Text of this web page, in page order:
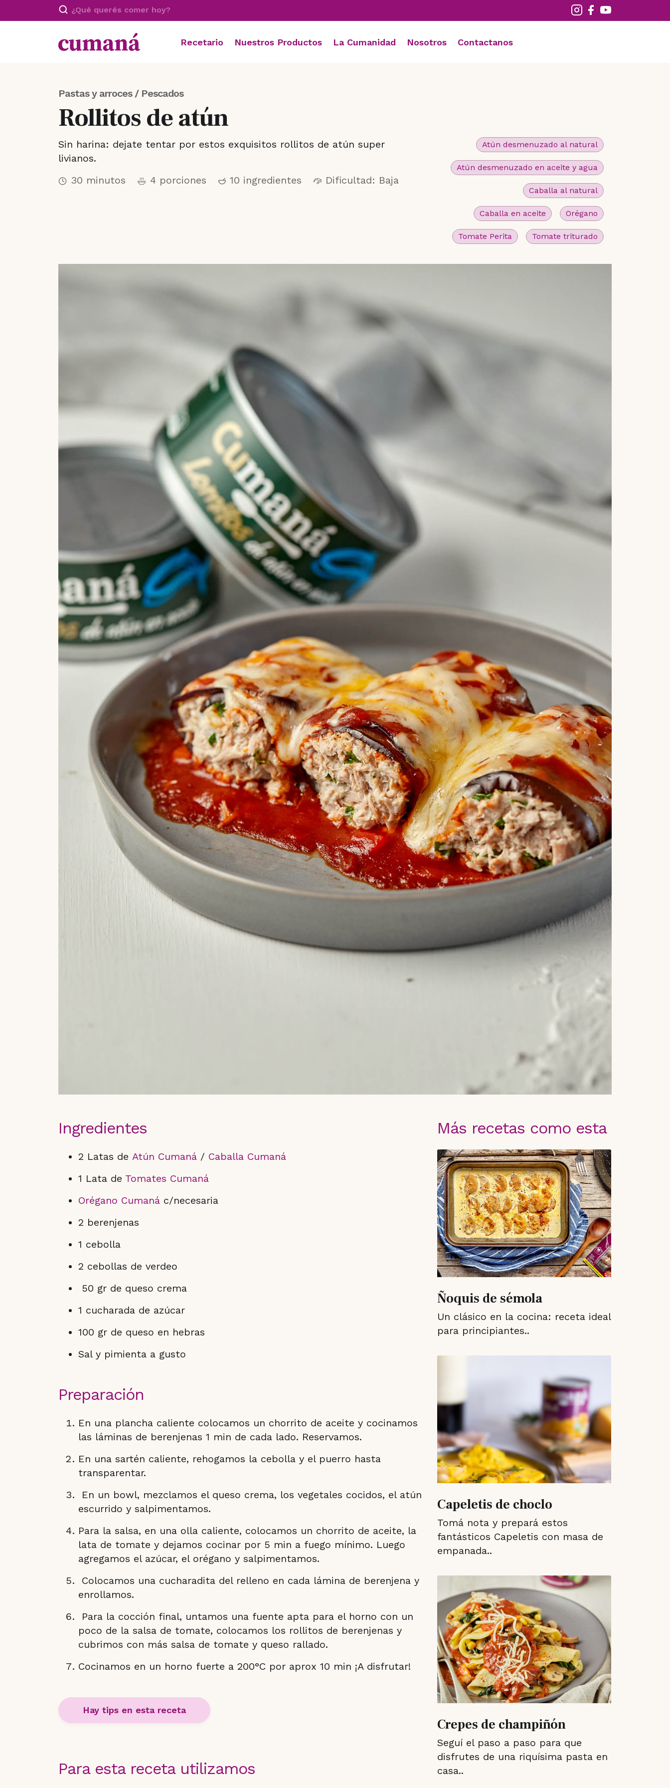
Recetario Nuestros Productos La Cumanidad Nosotros Contactanos
Pastas y arroces / Pescados
Rollitos de atún
Sin harina: dejate tentar por estos exquisitos rollitos de atún super
livianos.
30 minutos
4 porciones 10 ingredientes Dificultad: Baja
Atún desmenuzado al natural
Atún desmenuzado en aceite y agua
Caballa al natural
Caballa en aceite Orégano
Tomate Perita Tomate triturado
Ingredientes
2 Latas de Atún Cumaná / Caballa Cumaná
1 Lata de Tomates Cumaná
Orégano Cumaná c/necesaria
2 berenjenas
1 cebolla
2 cebollas de verdeo
50 gr de queso crema
1 cucharada de azúcar
100 gr de queso en hebras
Sal y pimienta a gusto
Preparación
En una plancha caliente colocamos un chorrito de aceite y cocinamos
las láminas de berenjenas 1 min de cada lado. Reservamos.
En una sartén caliente, rehogamos la cebolla y el puerro hasta
transparentar.
En un bowl, mezclamos el queso crema, los vegetales cocidos, el atún
escurrido y salpimentamos.
Para la salsa, en una olla caliente, colocamos un chorrito de aceite, la
lata de tomate y dejamos cocinar por 5 min a fuego mínimo. Luego
agregamos el azúcar, el orégano y salpimentamos.
Colocamos una cucharadita del relleno en cada lámina de berenjena y
enrollamos.
Para la cocción final, untamos una fuente apta para el horno con un
poco de la salsa de tomate, colocamos los rollitos de berenjenas y
cubrimos con más salsa de tomate y queso rallado.
Cocinamos en un horno fuerte a 200°C por aprox 10 min ¡A disfrutar!
Hay tips en esta receta
Para esta receta utilizamos
Más recetas como esta
Ñoquis de sémola
Un clásico en la cocina: receta ideal
para principiantes..
Capeletis de choclo
Tomá nota y prepará estos
fantásticos Capeletis con masa de
empanada..
Crepes de champiñón
Seguí el paso a paso para que
disfrutes de una riquísima pasta en
casa..